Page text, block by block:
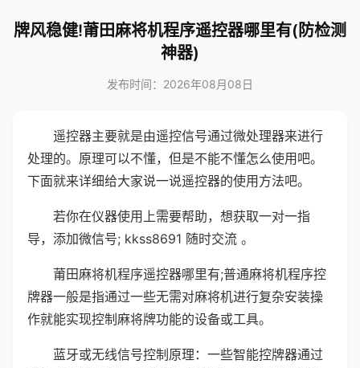
牌风稳健!莆田麻将机程序遥控器哪里有(防检测
神器)
发布时间：2026年08月08日
遥控器主要就是由遥控信号通过微处理器来进行
处理的。原理可以不懂，但是不能不懂怎么使用吧。
下面就来详细给大家说一说遥控器的使用方法吧。
若你在仪器使用上需要帮助，想获取一对一指
导，添加微信号; kkss8691 随时交流 。
莆田麻将机程序遥控器哪里有;普通麻将机程序控
牌器一般是指通过一些无需对麻将机进行复杂安装操
作就能实现控制麻将牌功能的设备或工具。
蓝牙或无线信号控制原理：一些智能控牌器通过